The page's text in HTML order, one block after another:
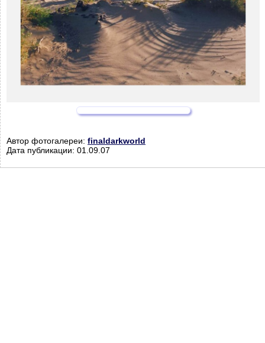
Автор фотогалереи: finaldarkworld
Дата публикации: 01.09.07